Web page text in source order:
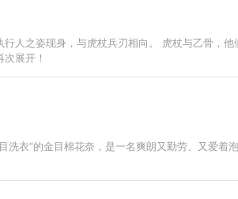
人之姿现身，与虎杖兵刃相向。 虎杖与乙骨，
展开！
洗衣”的金目棉花奈，是一名爽朗又勤劳、又爱着